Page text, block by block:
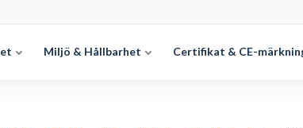
Miljö & Hållbarhet Certifikat & CE-